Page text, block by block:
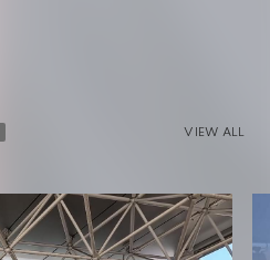
VIEW ALL